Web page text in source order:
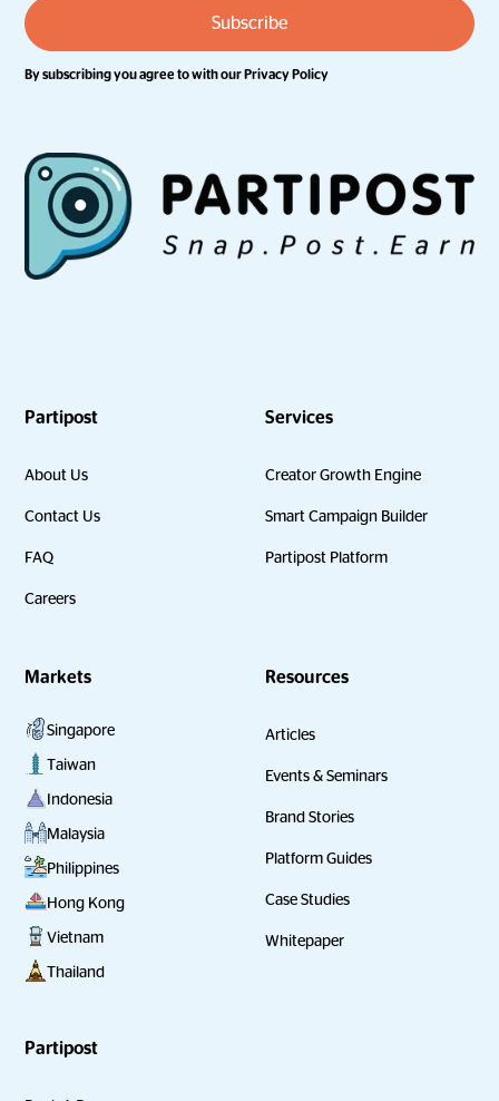
By subscribing you agree to with ourPrivacy Policy
Partipost
About Us
Contact Us
FAQ
Careers
Services
Creator Growth Engine
Smart Campaign Builder
Partipost Platform
Markets
Singapore
Taiwan
Indonesia
Malaysia
Philippines
Hong Kong
Vietnam
Thailand
Resources
Articles
Events & Seminars
Brand Stories
Platform Guides
Case Studies
Whitepaper
Partipost